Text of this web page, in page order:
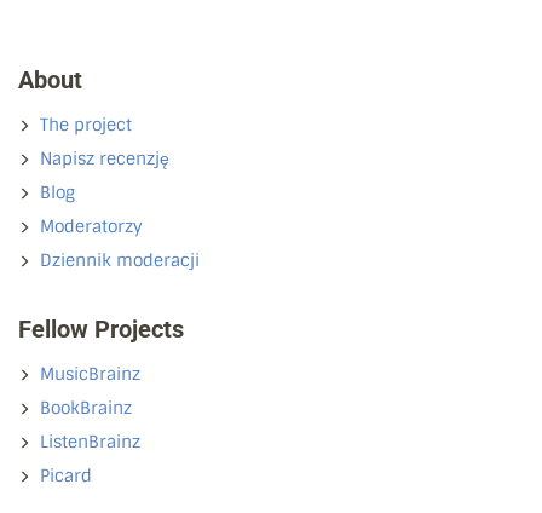
About
The project
Napisz recenzję
Blog
Moderatorzy
Dziennik moderacji
Fellow Projects
MusicBrainz
BookBrainz
ListenBrainz
Picard